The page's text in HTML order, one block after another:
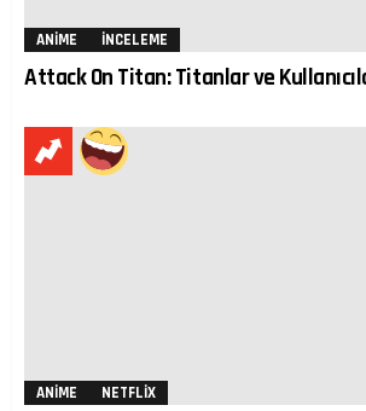
ANIME İNCELEME
Attack On Titan: Titanlar ve
ANIME NETFLIX